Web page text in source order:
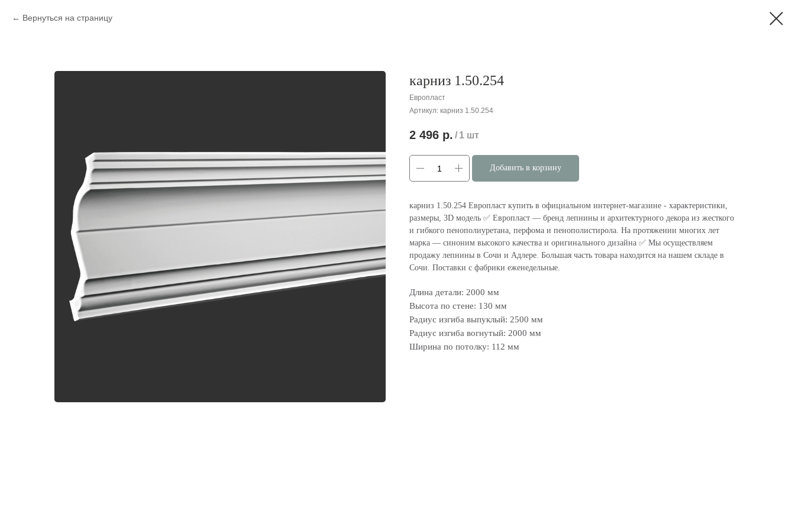
Вернуться на страницу
карниз 1.50.254
Европласт
Артикул: карниз 1.50.254
2 496 р. / 1 шт
Добавить в корзину
карниз 1.50.254 Европласт купить в официальном интернет-магазине - характеристики,
размеры, 3D модель ✅ Европласт — бренд лепнины и архитектурного декора из жесткого
и гибкого пенополиуретана, перфома и пенополистирола. На протяжении многих лет
марка — cиноним высокого качества и оригинального дизайна ✅ Мы осуществляем
продажу лепнины в Сочи и Адлере. Большая часть товара находится на нашем складе в
Сочи. Поставки с фабрики еженедельные.
Длина детали: 2000 мм
Высота по стене: 130 мм
Радиус изгиба выпуклый: 2500 мм
Радиус изгиба вогнутый: 2000 мм
Ширина по потолку: 112 мм